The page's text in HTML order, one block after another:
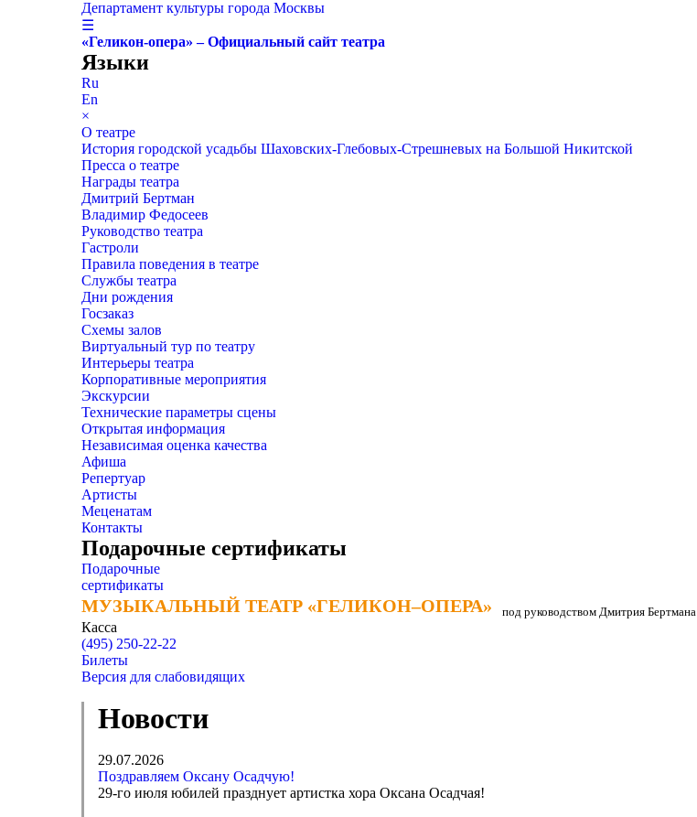
Департамент культуры города Москвы
☰
«Геликон-опера» – Официальный сайт театра
Языки
Ru
En
×
О театре
История городской усадьбы Шаховских-Глебовых-Стрешневых на Большой Никитской
Пресса о театре
Награды театра
Дмитрий Бертман
Владимир Федосеев
Руководство театра
Гастроли
Правила поведения в театре
Службы театра
Дни рождения
Госзаказ
Схемы залов
Виртуальный тур по театру
Интерьеры театра
Корпоративные мероприятия
Экскурсии
Технические параметры сцены
Открытая информация
Независимая оценка качества
Афиша
Репертуар
Артисты
Меценатам
Контакты
Подарочные сертификаты
Подарочные
сертификаты
МУЗЫКАЛЬНЫЙ ТЕАТР «ГЕЛИКОН–ОПЕРА»
МУЗЫКАЛЬНЫЙ ТЕАТР «ГЕЛИКОН–ОПЕРА» под руководством Дмитрия Бертмана
Касса
(495) 250-22-22
Билеты
Версия для слабовидящих
Новости
29.07.2026
Поздравляем Оксану Осадчую!
29-го июля юбилей празднует артистка хора Оксана Осадчая!